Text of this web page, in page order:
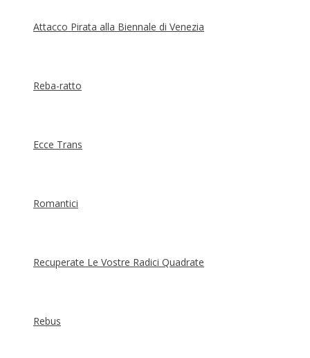
Attacco Pirata alla Biennale di Venezia
Reba-ratto
Ecce Trans
Romantici
Recuperate Le Vostre Radici Quadrate
Rebus